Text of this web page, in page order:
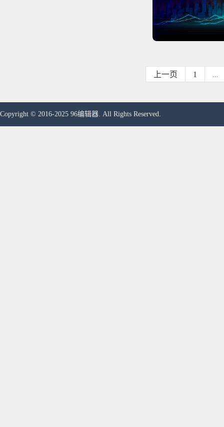
上一页 1 ...
Copyright © 2016-2025 96编辑器. All Rights Reserved.